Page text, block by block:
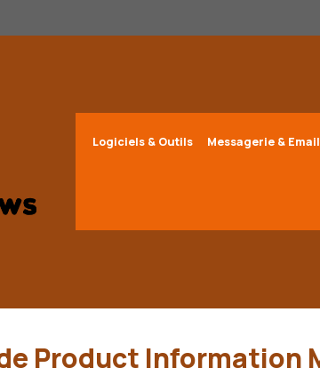
Logiciels & Outils Messagerie & Email
Product Information